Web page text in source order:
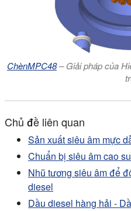
ChènMPC48– Giải pháp của
Chủ đề liên quan
Sản xuất siêu âm mực
Chuẩn bị siêu âm cao
Nhũ tương siêu âm để
diesel
Dầu diesel hàng hải -